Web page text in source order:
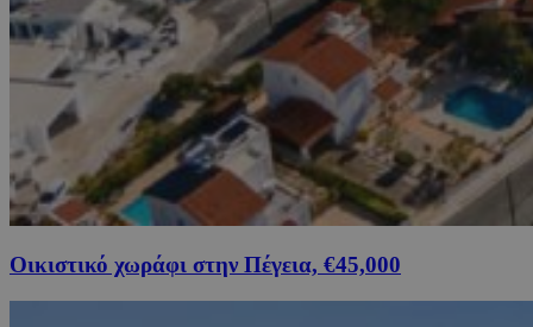
Οικιστικό χωράφι στην Πέγεια, €45,000